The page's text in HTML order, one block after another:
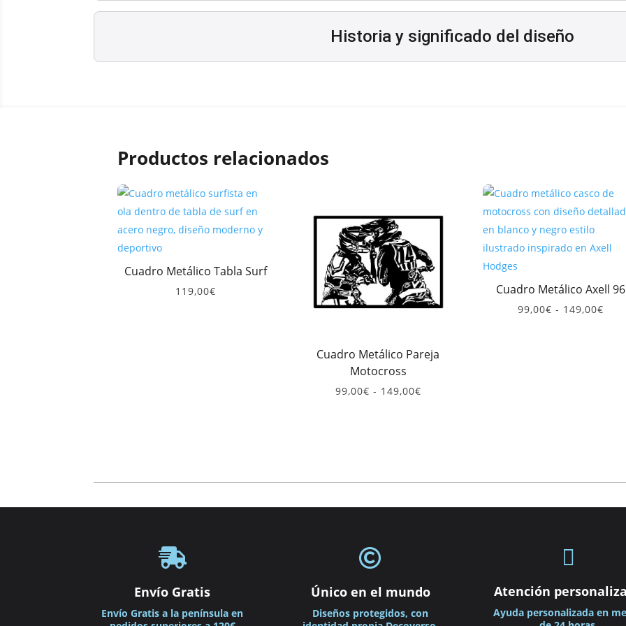
Historia y significado del diseño
Productos relacionados
Cuadro Metálico Tabla Surf
119,00€
Cuadro Metálico Pareja
Motocross
99,00€ - 149,00€Rango
Cuadro Metálico Axell 96
99,00€ - 149,00€

Envío Gratis
Envío Gratis a la península en

Único en el mundo
Diseños protegidos, con

Atención
Ayuda personalizada en